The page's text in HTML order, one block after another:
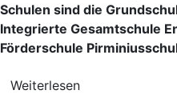
Schulen sind die
Integrierte Gesamtschule
Förderschule
Weiterlesen